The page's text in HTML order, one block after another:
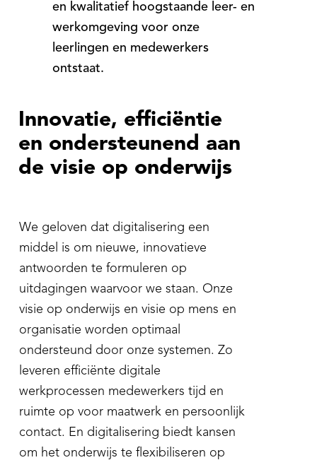
Innovatie, efficiëntie
en ondersteunend aan
de visie op onderwijs
We geloven dat digitalisering een
middel is om nieuwe, innovatieve
antwoorden te formuleren op
uitdagingen waarvoor we staan. Onze
visie op onderwijs en visie op mens en
organisatie worden optimaal
ondersteund door onze systemen. Zo
leveren efficiënte digitale
werkprocessen medewerkers tijd en
ruimte op voor maatwerk en persoonlijk
contact. En digitalisering biedt kansen
om het onderwijs te flexibiliseren op
en kwalitatief hoogstaande leer- en
werkomgeving voor onze
leerlingen en medewerkers
ontstaat.